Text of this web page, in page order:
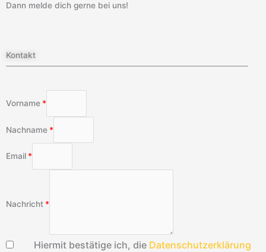
Kontakt
Vorname
Nachname
Email
Nachricht
Hiermit bestätige ich, die Datenschutzerklärung
Dann melde dich gerne bei uns!